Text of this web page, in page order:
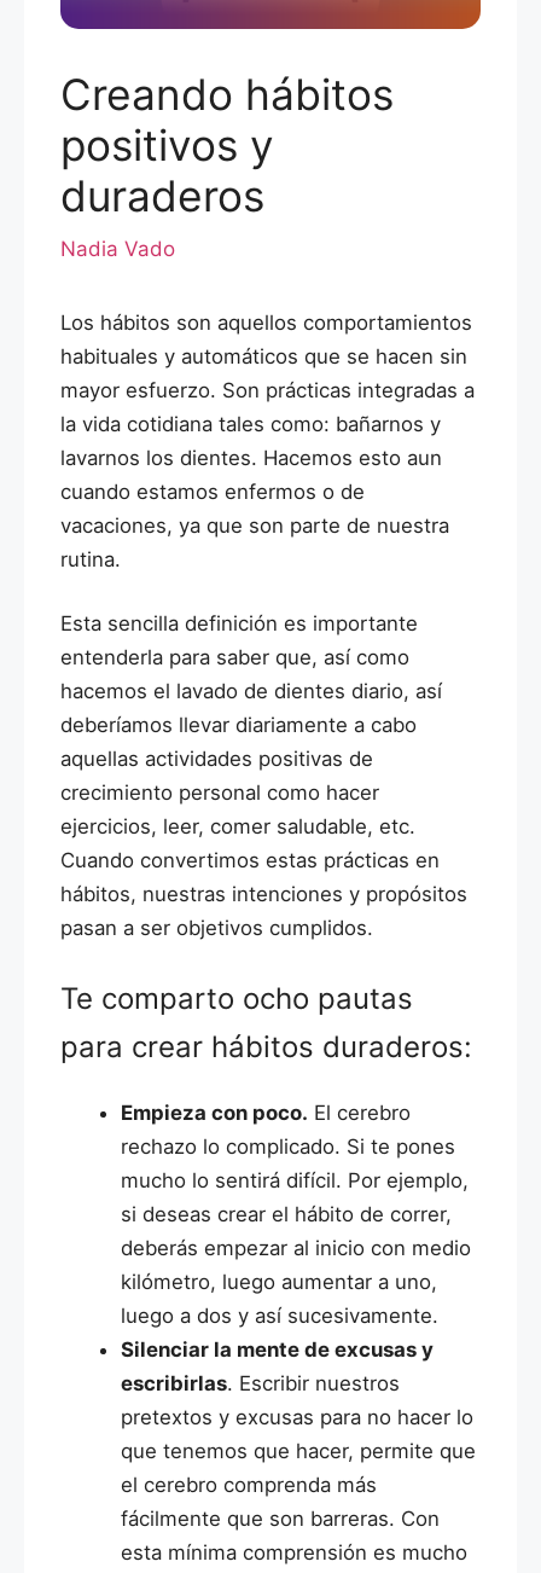
Creando hábitos
positivos y
duraderos
Nadia Vado
Los hábitos son aquellos comportamientos
habituales y automáticos que se hacen sin
mayor esfuerzo. Son prácticas integradas a
la vida cotidiana tales como: bañarnos y
lavarnos los dientes. Hacemos esto aun
cuando estamos enfermos o de
vacaciones, ya que son parte de nuestra
rutina.
Esta sencilla definición es importante
entenderla para saber que, así como
hacemos el lavado de dientes diario, así
deberíamos llevar diariamente a cabo
aquellas actividades positivas de
crecimiento personal como hacer
ejercicios, leer, comer saludable, etc.
Cuando convertimos estas prácticas en
hábitos, nuestras intenciones y propósitos
pasan a ser objetivos cumplidos.
Te comparto ocho pautas
para crear hábitos duraderos:
Empieza con poco. El cerebro
rechazo lo complicado. Si te pones
mucho lo sentirá difícil. Por ejemplo,
si deseas crear el hábito de correr,
deberás empezar al inicio con medio
kilómetro, luego aumentar a uno,
luego a dos y así sucesivamente.
Silenciar la mente de excusas y
escribirlas. Escribir nuestros
pretextos y excusas para no hacer lo
que tenemos que hacer, permite que
el cerebro comprenda más
fácilmente que son barreras. Con
esta mínima comprensión es mucho